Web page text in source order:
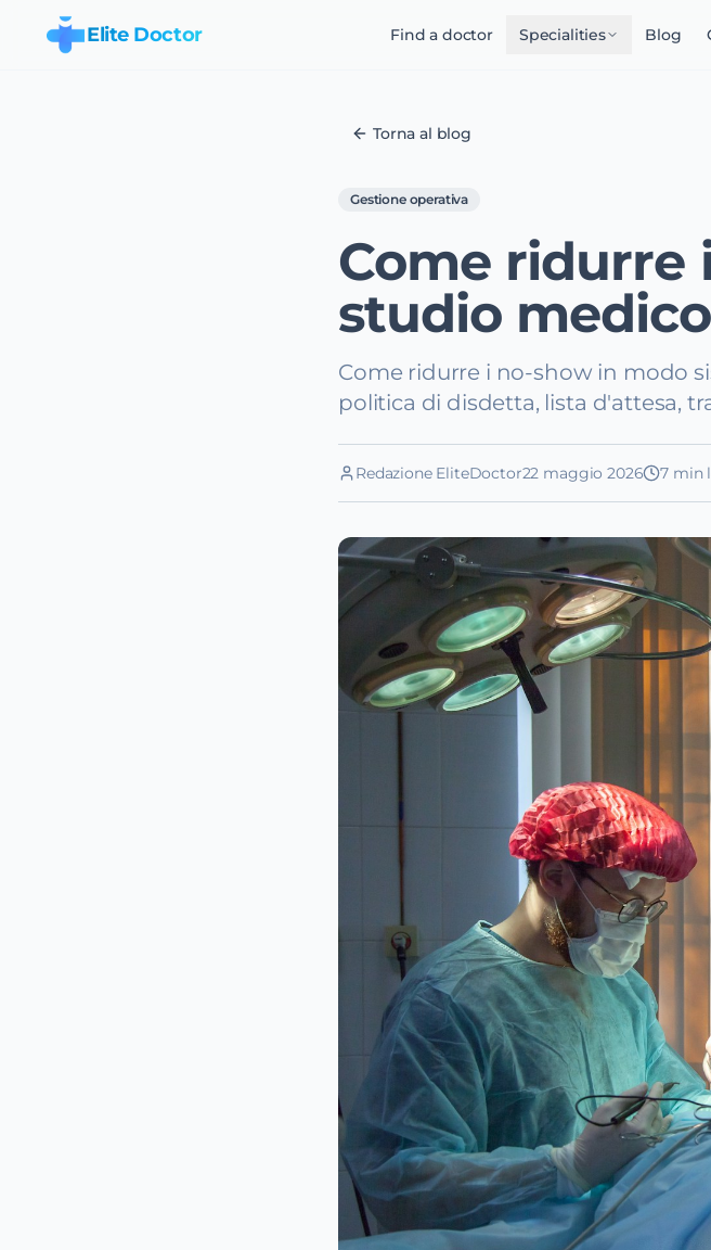
Elite Doctor Find a doctor Specialities Blog
Torna al blog
Gestione operativa
Come ridurre
studio
Come ridurre i no-show in modo
politica di disdetta, lista d'attesa,
Redazione EliteDoctor22 maggio 2026 7 min